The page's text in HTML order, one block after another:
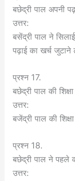
बछेद्री पाल अपनी
उत्तर:
बसेंद्री पाल ने
पढ़ाई का खर्च जुटाने
प्रश्न 17.
बछेद्री पाल की
उत्तर:
बजेंद्री पाल की
प्रश्न 18.
बछेद्री पाल ने पहले
उत्तर: